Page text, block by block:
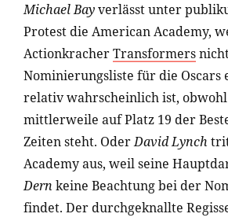
Michael Bayverlässt unter
Protest die American Academy,
ActionkracherTransformers
Nominierungsliste für die Oscars
relativ wahrscheinlich ist,
mittlerweile auf Platz 19 der
Zeiten steht. OderDavid Lynch
Academy aus, weil seine
Dern keine Beachtung bei der
findet. Der durchgeknallte